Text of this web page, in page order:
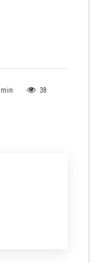
min 38